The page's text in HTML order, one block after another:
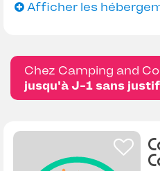
Afficher les
Chez Camping and Co
jusqu'à J-1 sans